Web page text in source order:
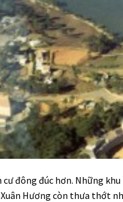
đông đúc hơn. Những
Hương còn thưa thớt